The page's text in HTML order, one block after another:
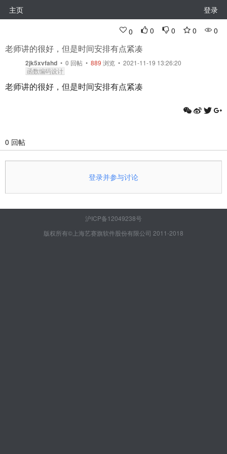
主页 登录
0 0 0 0 0
老师讲的很好，但是时间安排有点紧凑
2jk5xvfahd • 0 回帖 • 889 浏览 • 2021-11-19 13:26:20
函数编码设计
老师讲的很好，但是时间安排有点紧凑
0 回帖
登录并参与讨论
沪ICP备12049238号
版权所有©上海艺赛旗软件股份有限公司 2011-2018